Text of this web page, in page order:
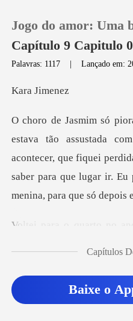
Loja
Histórico
Sair
Jogo do amor: Uma
Capítulo 9 Capitulo
Palavras: 1117 |Lançado em:
Jim
acontecer, que fiquei
saber para que lugar
no
Capítulos
Baixe o